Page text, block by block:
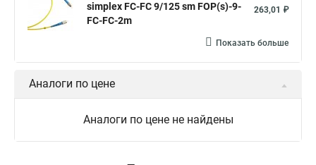
simplex FC-FC 9/125 sm FOP(s)-9-
FC-FC-2m
263,01 ₽
Показать больше
Аналоги по цене
Аналоги по цене не найдены